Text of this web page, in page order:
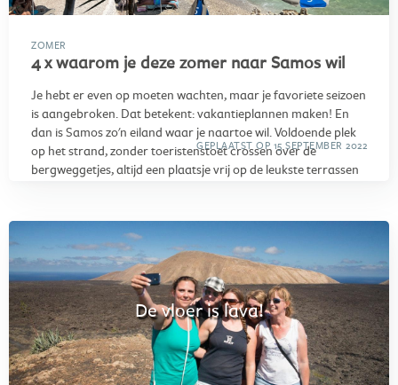
ZOMER
4 x waarom je deze zomer naar Samos wil
Je hebt er even op moeten wachten, maar je favoriete seizoen
is aangebroken. Dat betekent: vakantieplannen maken! En
dan is Samos zo'n eiland waar je naartoe wil. Voldoende plek
op het strand, zonder toeristenstoet crossen over de
bergweggetjes, altijd een plaatsje vrij op de leukste terrassen
reisgenoten én nog eens vier extra voordelen. Jouw vakantie
op Samos kan nu écht niet meer stuk!
GEPLAATST OP 15 SEPTEMBER 2022
De vloer is lava!